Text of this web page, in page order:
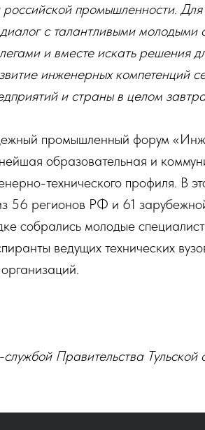
российской промышленности.
с талантливыми молодыми
и вместе искать решения
инженерных компетенций
и страны в целом
промышленный форум
образовательная и
технического профиля. В
56 регионов РФ и 61
молодые
ведущих технических
Правительства Тульской